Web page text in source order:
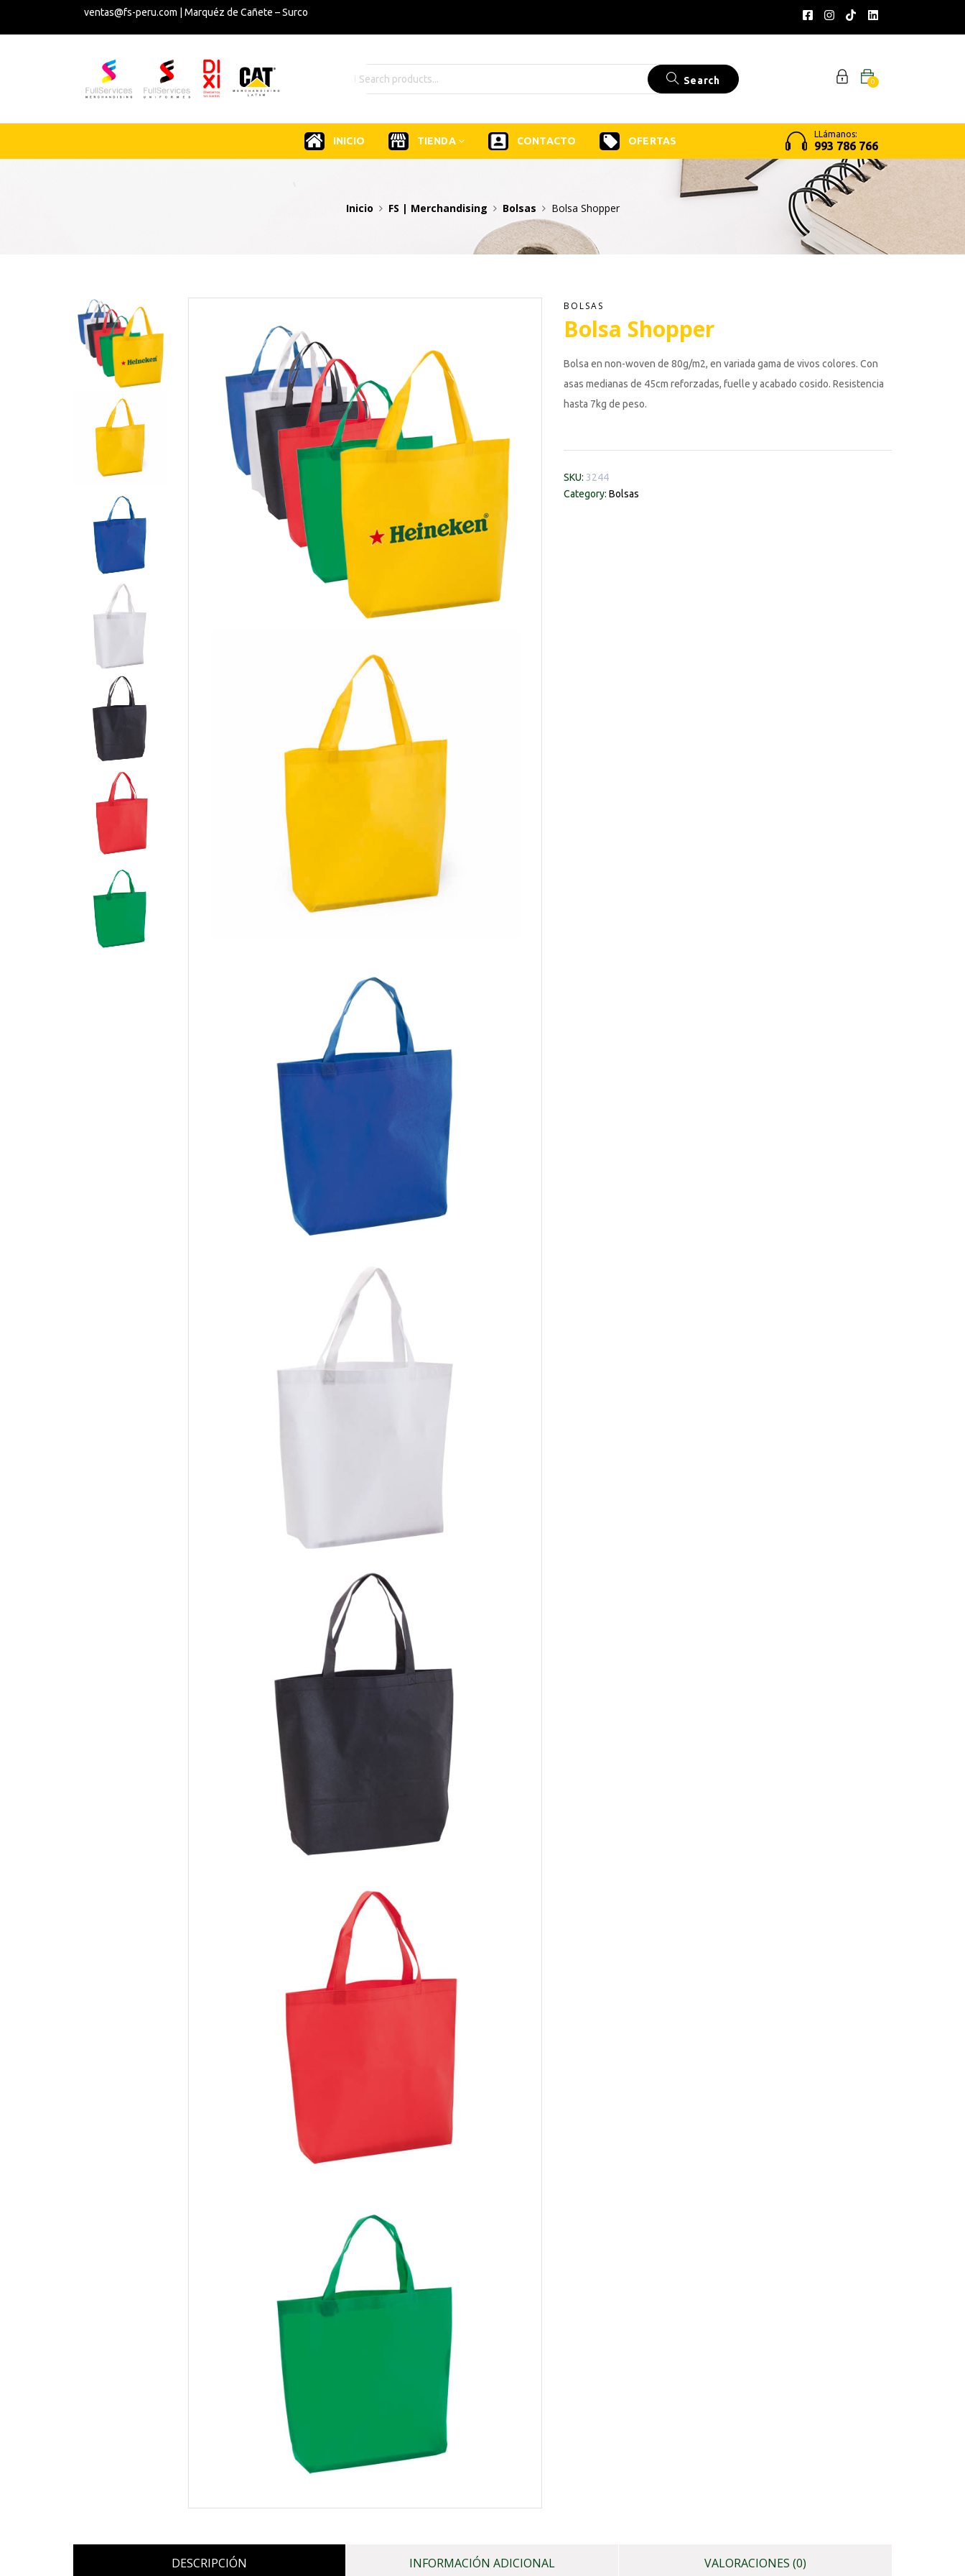
ventas@fs-peru.com | Marquéz de Cañete – Surco
Search 0
INICIO TIENDA CONTACTO OFERTAS
LLámanos:
993 786 766
Inicio FS | Merchandising Bolsas Bolsa Shopper
BOLSAS
Bolsa Shopper
Bolsa en non-woven de 80g/m2, en variada gama de vivos colores. Con
asas medianas de 45cm reforzadas, fuelle y acabado cosido. Resistencia
hasta 7kg de peso.
SKU: 3244
Category: Bolsas
DESCRIPCIÓN INFORMACIÓN ADICIONAL VALORACIONES (0)